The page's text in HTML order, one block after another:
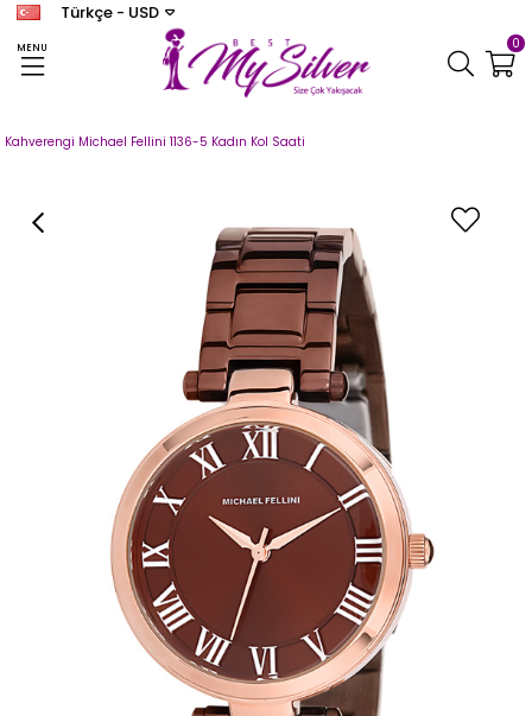
MENU
Türkçe - USD
0
MICHAEL FELLINI Michael Fellini Kadın
Kahverengi Michael Fellini 1136-5 Kadın Kol Saati